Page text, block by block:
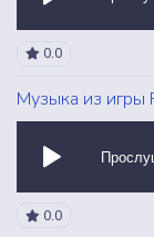
0.0
Музыка из игры
0.0